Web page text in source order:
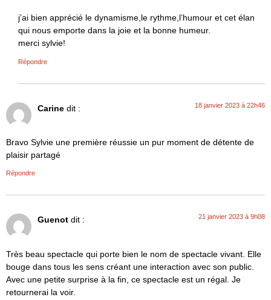
j’ai bien apprécié le dynamisme,le rythme,l’humour et cet élan
qui nous emporte dans la joie et la bonne humeur.
merci sylvie!
Répondre
Carine dit : 18 janvier 2023 à 22h46
Bravo Sylvie une première réussie un pur moment de détente de
plaisir partagé
Répondre
Guenot dit : 21 janvier 2023 à 9h08
Très beau spectacle qui porte bien le nom de spectacle vivant. Elle
bouge dans tous les sens créant une interaction avec son public.
Avec une petite surprise à la fin, ce spectacle est un régal. Je
retournerai la voir.